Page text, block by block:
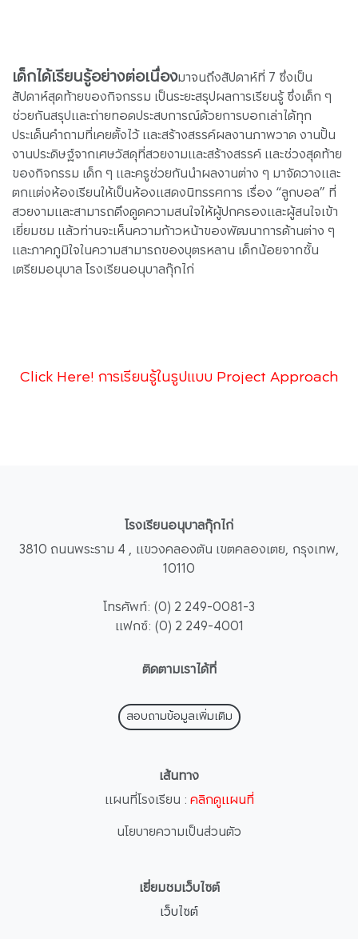
เด็กได้เรียนรู้อย่างต่อเนื่องมาจนถึงสัปดาห์ที่ 7 ซึ่งเป็น
สัปดาห์สุดท้ายของกิจกรรม เป็นระยะสรุปผลการเรียนรู้ ซึ่งเด็ก ๆ
ช่วยกันสรุปและถ่ายทอดประสบการณ์ด้วยการบอกเล่าได้ทุก
ประเด็นคำถามที่เคยตั้งไว้ และสร้างสรรค์ผลงานภาพวาด งานปั้น
งานประดิษฐ์จากเศษวัสดุที่สวยงามและสร้างสรรค์ และช่วงสุดท้าย
ของกิจกรรม เด็ก ๆ และครูช่วยกันนำผลงานต่าง ๆ มาจัดวางและ
ตกแต่งห้องเรียนให้เป็นห้องแสดงนิทรรศการ เรื่อง “ลูกบอล” ที่
สวยงามและสามารถดึงดูดความสนใจให้ผู้ปกครองและผู้สนใจเข้า
เยี่ยมชม แล้วท่านจะเห็นความก้าวหน้าของพัฒนาการด้านต่าง ๆ
และภาคภูมิใจในความสามารถของบุตรหลาน เด็กน้อยจากชั้น
เตรียมอนุบาล โรงเรียนอนุบาลกุ๊กไก่
Click Here! การเรียนรู้ในรูปแบบ Project Approach
โรงเรียนอนุบาลกุ๊กไก่
3810 ถนนพระราม 4 , แขวงคลองตัน เขตคลองเตย, กรุงเทพ,
10110
โทรศัพท์: (0) 2 249-0081-3
แฟกซ์: (0) 2 249-4001
ติดตามเราได้ที่
สอบถามข้อมูลเพิ่มเติม
เส้นทาง
แผนที่โรงเรียน :คลิกดูแผนที่
นโยบายความเป็นส่วนตัว
เยี่ยมชมเว็บไซต์
เว็บไซต์